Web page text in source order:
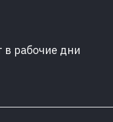
в рабочие дни